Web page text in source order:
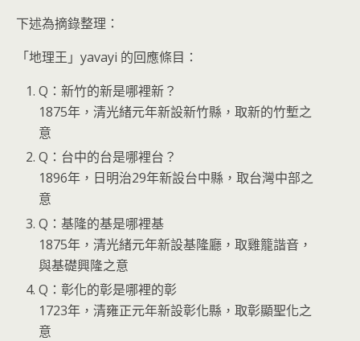
下述為摘錄整理：
「地理王」yavayi 的回應條目：
Q：新竹的新是哪裡新？
1875年，清光緒元年新設新竹縣，取新的竹塹之
意
Q：台中的台是哪裡台？
1896年，日明治29年新設台中縣，取台灣中部之
意
Q：基隆的基是哪裡基
1875年，清光緒元年新設基隆廳，取雞籠諧音，
與基礎興隆之意
Q：彰化的彰是哪裡的彰
1723年，清雍正元年新設彰化縣，取彰顯聖化之
意